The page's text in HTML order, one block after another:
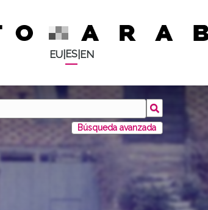
EU| ES| EN
Búsqueda avanzada